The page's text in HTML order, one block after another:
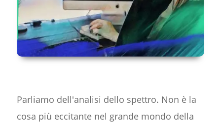
Parliamo dell'analisi dello spettro. Non è la
cosa più eccitante nel grande mondo della